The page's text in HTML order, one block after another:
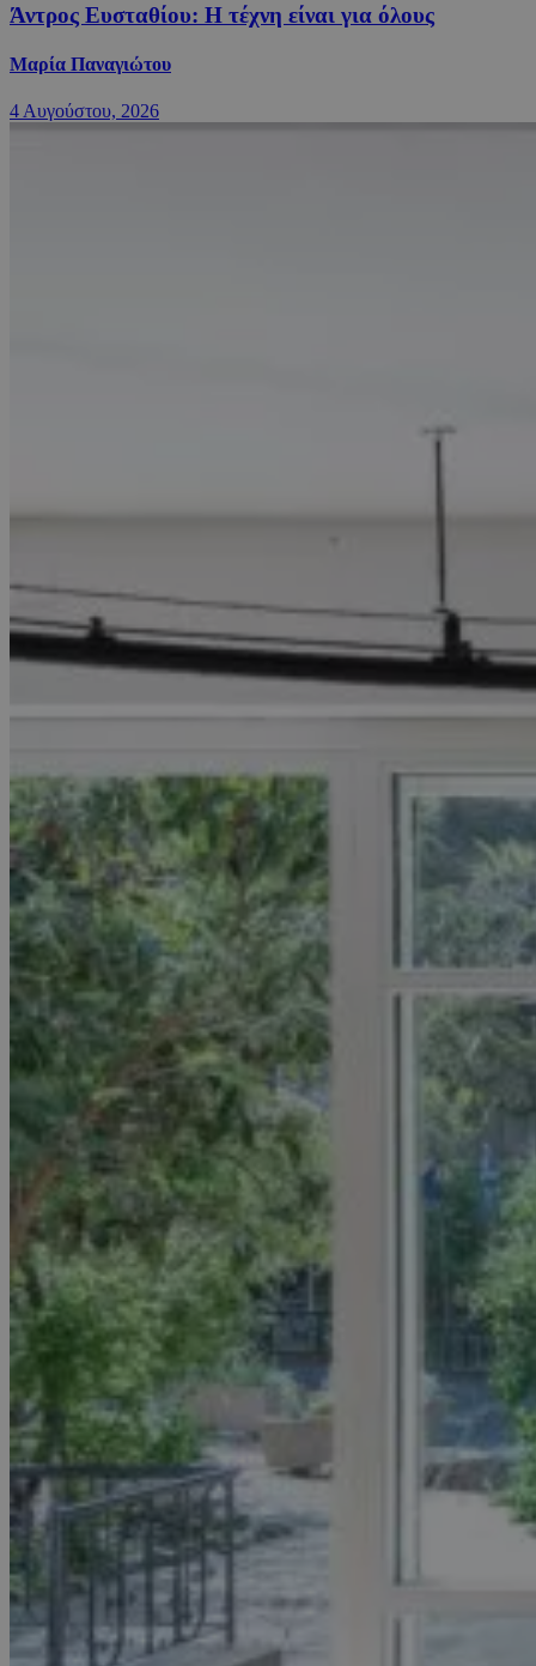
Άντρος Ευσταθίου: Η τέχνη είναι για όλους
Μαρία Παναγιώτου
4 Αυγούστου, 2026